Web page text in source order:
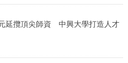
延攬頂尖師資 中興大學打造人才